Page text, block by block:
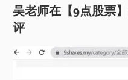
吴老师在【9点股票
评